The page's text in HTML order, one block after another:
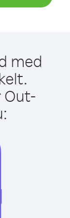
med
Out-